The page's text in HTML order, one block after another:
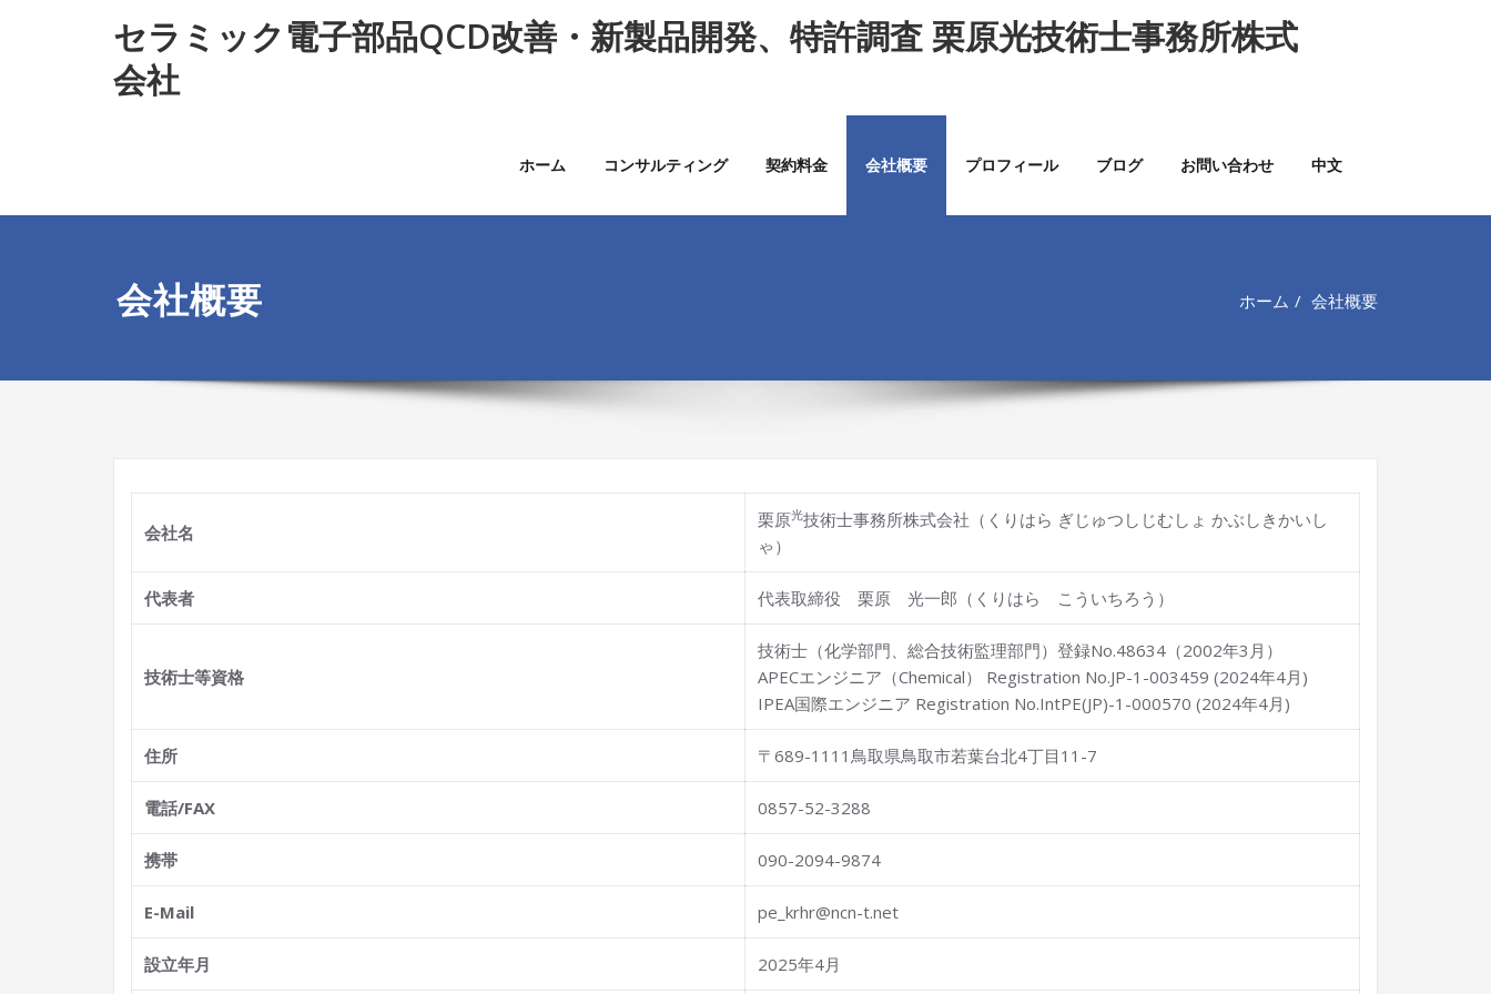
セラミック電子部品QCD改善・新製品開発、特許調査 栗原光技術士事務所株式
会社
ホーム コンサルティング 契約料金 会社概要 プロフィール ブログ お問い合わせ 中文
会社概要 ホーム 会社概要
会社名
栗原光技術士事務所株式会社（くりはら ぎじゅつしじむしょ かぶしきかいし
ゃ）
代表者 代表取締役 栗原 光一郎（くりはら こういちろう）
技術士等資格
技術士（化学部門、総合技術監理部門）登録No.48634（2002年3月）
APECエンジニア（Chemical） Registration No.JP-1-003459 (2024年4月)
IPEA国際エンジニア Registration No.IntPE(JP)-1-000570 (2024年4月)
住所 〒689-1111鳥取県鳥取市若葉台北4丁目11-7
電話/FAX 0857-52-3288
携帯 090-2094-9874
E-Mail pe_krhr@ncn-t.net
設立年月 2025年4月